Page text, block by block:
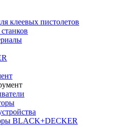
клеевых пистолетов
BLACK+DECKER